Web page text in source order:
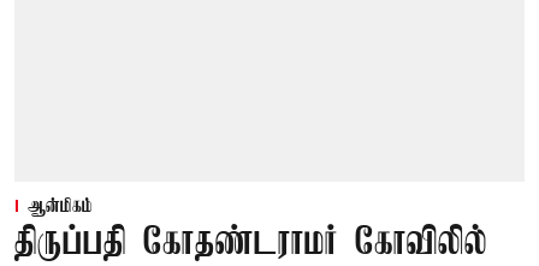
ஆன்மிகம்
திருப்பதி கோதண்டராமர் கோவிலில்